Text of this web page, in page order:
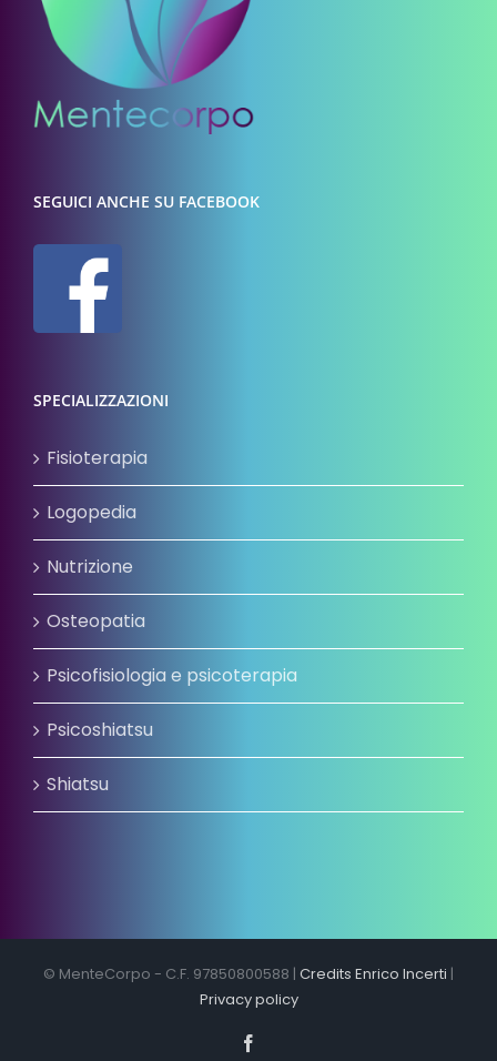
SEGUICI ANCHE SU FACEBOOK
SPECIALIZZAZIONI
Fisioterapia
Logopedia
Nutrizione
Osteopatia
Psicofisiologia e psicoterapia
Psicoshiatsu
Shiatsu
© MenteCorpo - C.F. 97850800588 | Credits Enrico Incerti |
Privacy policy